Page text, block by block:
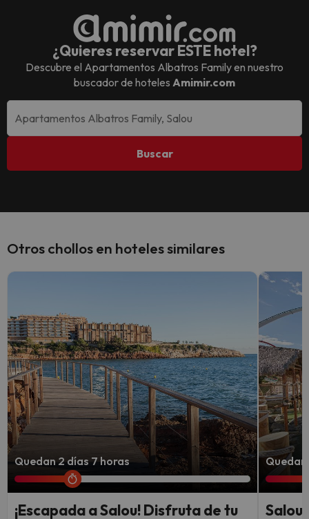
¿Quieres reservar ESTE hotel?
Descubre el Apartamentos Albatros Familyen nuestro
buscador de hoteles Amimir.com
Buscar
Otros chollos en hoteles similares
Quedan 2 días 7 horas
¡Escapada a Salou! Disfruta de tu
Quedan